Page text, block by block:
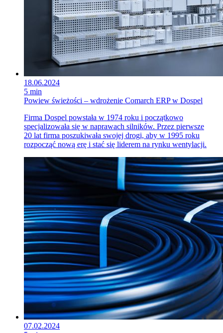
18.06.2024
5 min
Powiew świeżości – wdrożenie Comarch ERP w Dospel
Firma Dospel powstała w 1974 roku i początkowo
specjalizowała się w naprawach silników. Przez pierwsze
20 lat firma poszukiwała swojej drogi, aby w 1995 roku
rozpocząć nową erę i stać się liderem na rynku wentylacji.
07.02.2024